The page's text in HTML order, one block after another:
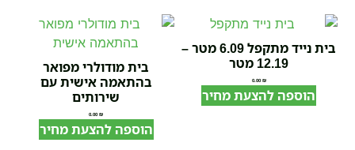
בית נייד מתקפל 6.09 מטר –
12.19 מטר
0.00 ₪
הוספה להצעת מחיר
בית מודולרי מפואר
בהתאמה אישית עם
שירותים
0.00₪
הוספה להצעת מחיר